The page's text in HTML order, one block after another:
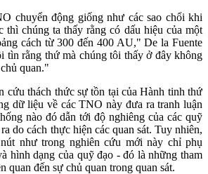
chuyển động giống như các sao chổi khi
thì chúng ta thấy rằng có dấu hiệu của một
cách từ 300 đến 400 AU," De la Fuente
tìn rằng thứ mà chúng tôi thấy ở đây không
quan."
cứu thách thức sự tồn tại của Hành tinh thứ
dữ liệu về các TNO này đưa ra tranh luận
nào đó dẫn tới độ nghiêng của các quỹ
do cách thực hiện các quan sát. Tuy nhiên,
như trong nghiên cứu mới này chỉ phụ
hình dạng của quỹ đạo - đó là những tham
quan đến sự chủ quan trong quan sát.